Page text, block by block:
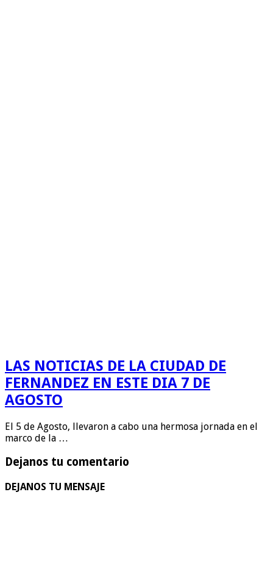
LAS NOTICIAS DE LA CIUDAD DE
FERNANDEZ EN ESTE DIA 7 DE
AGOSTO
El 5 de Agosto, llevaron a cabo una hermosa jornada en el
marco de la …
Dejanos tu comentario
DEJANOS TU MENSAJE